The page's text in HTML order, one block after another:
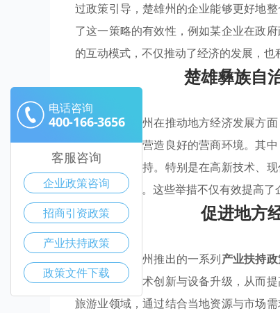
过政策引导，楚雄州的企业能够更好地
了这一策略的有效性，例如某企业在政
的互动模式，不仅推动了经济的发展，也
楚雄彝族自
楚雄彝族自治州在推动地方经济发展方
和技术引进，营造良好的营商环境。其
等多方面的支持。特别是在高新技术、
鼓励创新创业。这些举措不仅有效提高了
促进地方
楚雄彝族自治州推出的一系列产业扶持
方企业进行技术创新与设备升级，从而
旅游业领域，通过结合当地资源与市场
电话咨询
400-166-3656
客服咨询
企业政策咨询
招商引资政策
产业扶持政策
政策文件下载